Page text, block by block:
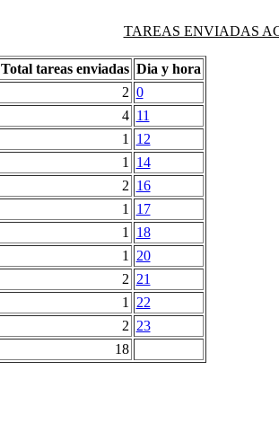
TAREAS ENVIADAS
Total tareas enviadas Dia y hora
2 0
4 11
1
12
1
14
2 16
1
17
1
18
1
20
2 21
1
22
2 23
18